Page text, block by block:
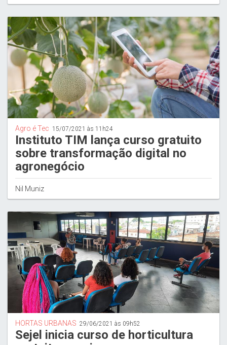
Agro é Tec 15/07/2021 às 11h24
Instituto TIM lança curso gratuito
sobre transformação digital no
agronegócio
Nil Muniz
HORTAS URBANAS 29/06/2021 às 09h52
Sejel inicia curso de horticultura